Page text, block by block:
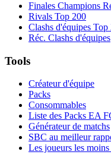
Finales Champions
Rivals Top 200
Clashs d'équipes Top
Réc. Clashs d'équipes
Tools
Créateur d'équipe
Packs
Consommables
Liste des Packs EA
Générateur de matchs
SBC au meilleur
Les joueurs les